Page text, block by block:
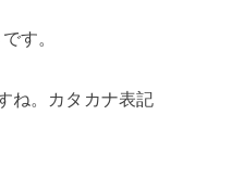
す。
ね。カタカナ表記